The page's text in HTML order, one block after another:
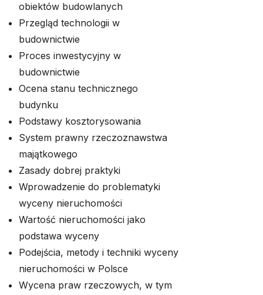
obiektów budowlanych
Przegląd technologii w
budownictwie
Proces inwestycyjny w
budownictwie
Ocena stanu technicznego
budynku
Podstawy kosztorysowania
System prawny rzeczoznawstwa
majątkowego
Zasady dobrej praktyki
Wprowadzenie do problematyki
wyceny nieruchomości
Wartość nieruchomości jako
podstawa wyceny
Podejścia, metody i techniki wyceny
nieruchomości w Polsce
Wycena praw rzeczowych, w tym